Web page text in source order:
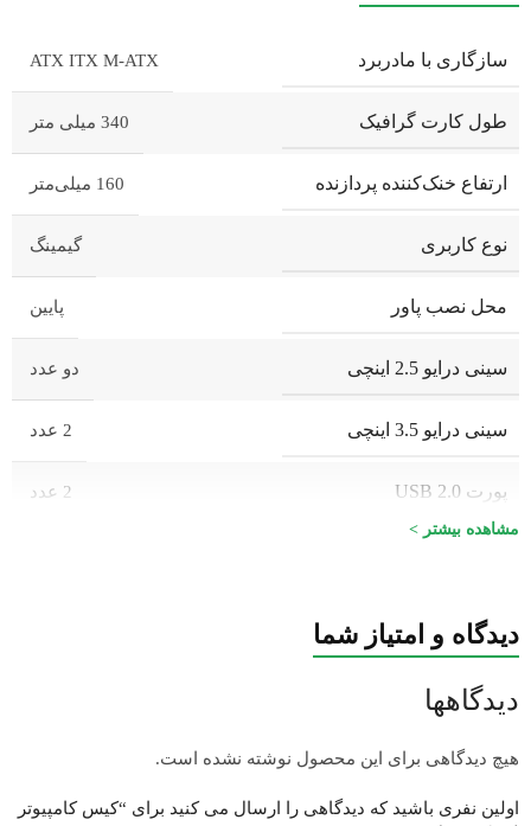
سازگاری با مادربرد ATX ITX M-ATX
طول کارت گرافیک 340 میلی متر
ارتفاع خنک‌کننده پردازنده 160 میلی‌متر
نوع کاربری گیمینگ
محل نصب پاور پایین
سینی درایو 2.5 اینچی دو عدد
سینی درایو 3.5 اینچی 2 عدد
پورت USB 2.0 2 عدد
تعداد جایگاه فن
جایگاه فن در پنل بالایی
مشاهده بیشتر >
دیدگاه و امتیاز شما
دیدگاهها
هیچ دیدگاهی برای این محصول نوشته نشده است.
اولین نفری باشید که دیدگاهی را ارسال می کنید برای “کیس کامپیوتر